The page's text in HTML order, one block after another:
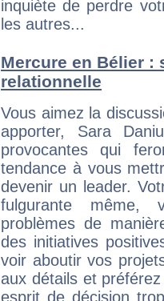
inquiète de perdre
les autres...
Mercure en Bélier :
relationnelle
Vous aimez la
apporter, Sara
provocantes qui
tendance à vous
devenir un leader.
fulgurante même,
problèmes de
des initiatives
voir aboutir vos
aux détails et
esprit de décision